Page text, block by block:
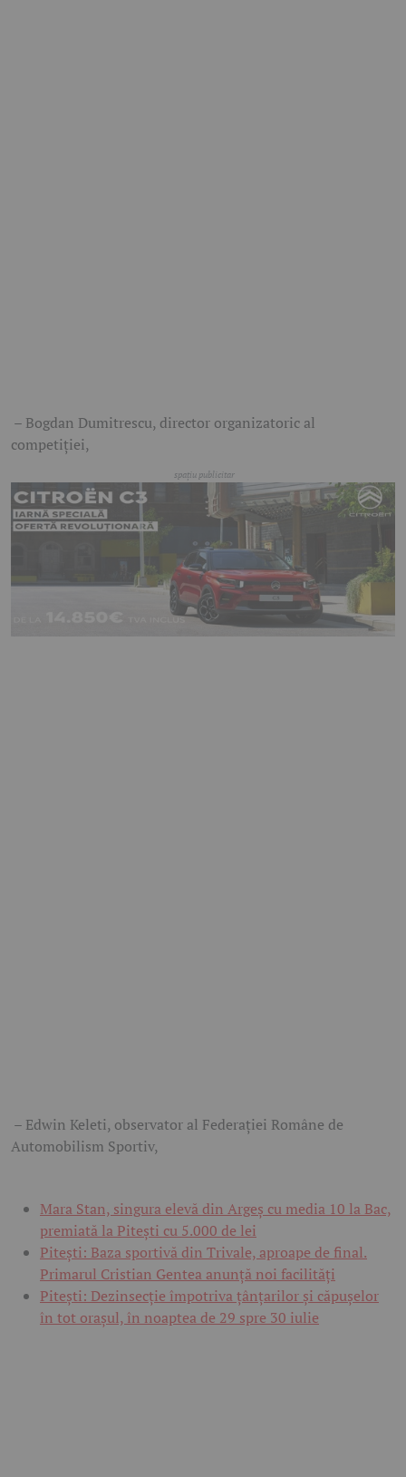
– Bogdan Dumitrescu, director organizatoric al
competiției,
– Edwin Keleti, observator al Federației Române de
Automobilism Sportiv,
Mara Stan, singura elevă din Argeș cu media 10 la Bac,
premiată la Pitești cu 5.000 de lei
Pitești: Baza sportivă din Trivale, aproape de final.
Primarul Cristian Gentea anunță noi facilități
Pitești: Dezinsecție împotriva țânțarilor și căpușelor
în tot orașul, în noaptea de 29 spre 30 iulie